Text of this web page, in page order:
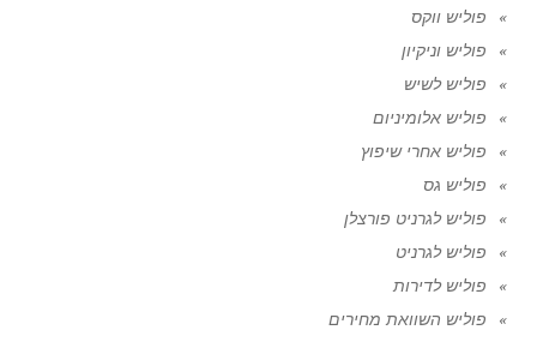
פוליש ווקס
פוליש וניקיון
פוליש לשיש
פוליש אלומיניום
פוליש אחרי שיפוץ
פוליש גס
פוליש לגרניט פורצלן
פוליש לגרניט
פוליש לדירות
פוליש השוואת מחירים